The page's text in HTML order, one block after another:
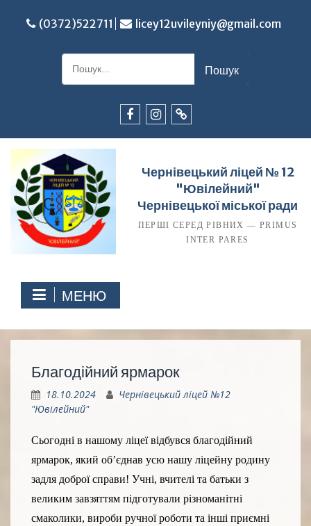
(0372)522711 licey12uvileyniy@gmail.com
Шукати:
Чернівецький ліцей № 12
"Ювілейний"
Чернівецької міської ради
ПЕРШІ СЕРЕД РІВНИХ — PRIMUS
INTER PARES
МЕНЮ
Благодійний ярмарок
18.10.2024
Чернівецький ліцей №12
"Ювілейний"
Сьогодні в нашому ліцеї відбувся благодійний
ярмарок, який об’єднав усю нашу ліцейну родину
задля доброї справи! Учні, вчителі та батьки з
великим завзяттям підготували різноманітні
смаколики, вироби ручної роботи та інші приємні